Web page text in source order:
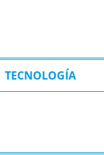
TECNOLOGÍA